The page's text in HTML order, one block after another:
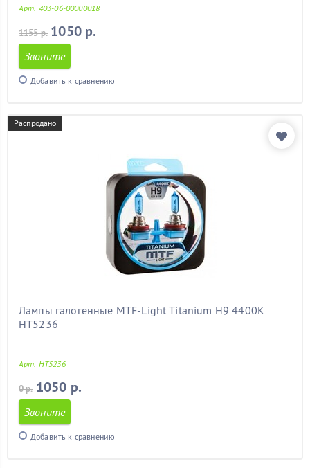
Арт. 403-06-00000018
1155 р. 1050 р.
Звоните
Добавить к сравнению
Распродано
Лампы галогенные MTF-Light Titanium H9 4400K
HT5236
Арт. HT5236
0 р. 1050 р.
Звоните
Добавить к сравнению